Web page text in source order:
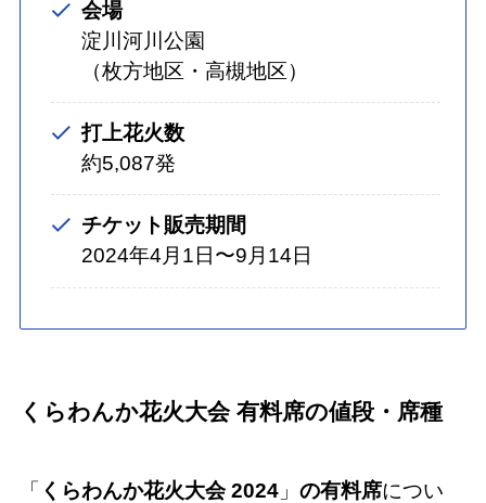
会場
淀川河川公園
（枚方地区・高槻地区）
打上花火数
約5,087発
チケット販売期間
2024年4月1日〜9月14日
くらわんか花火大会 有料席の値段・席種
「 くらわんか花火大会 2024」 の有料席につい